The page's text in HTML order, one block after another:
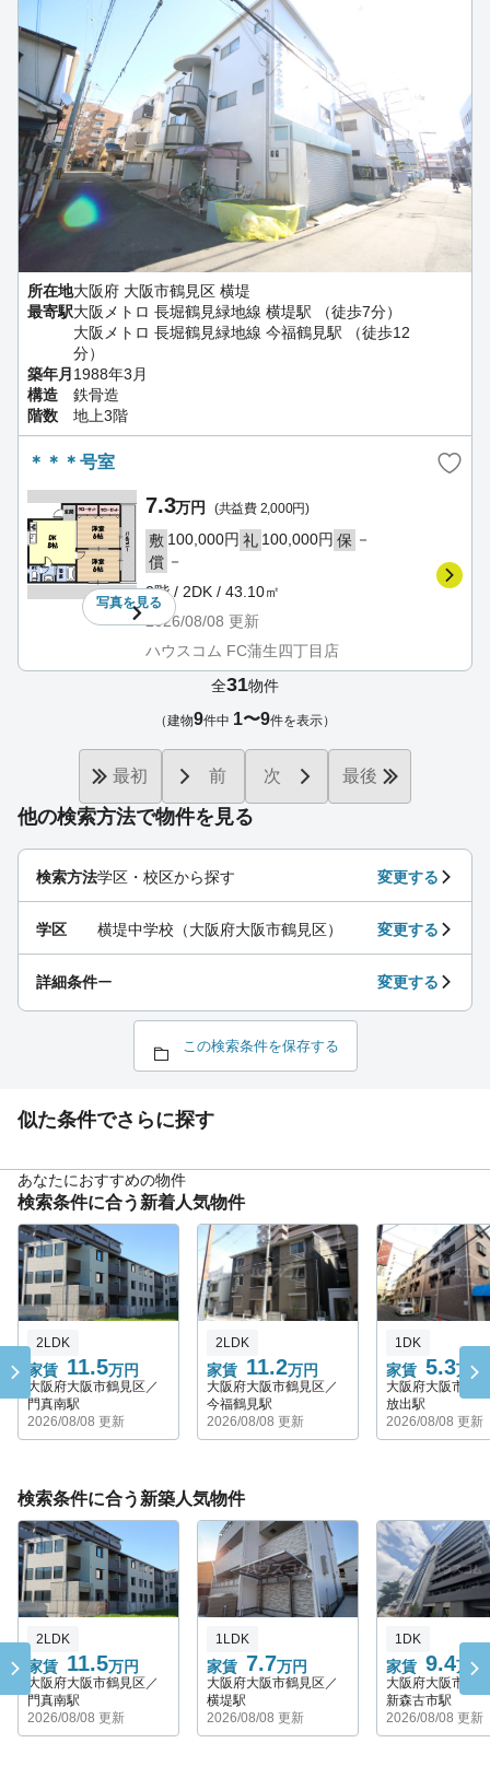
所在地大阪府 大阪市鶴見区 横堤
最寄駅大阪メトロ 長堀鶴見緑地線 横堤駅 （徒歩7分）
大阪メトロ 長堀鶴見緑地線 今福鶴見駅 （徒歩12
分）
築年月 1988年3月
構造
鉄骨造
階数
地上3階
＊＊＊号室
写真を見る
7.3万円 (共益費 2,000円)
敷 100,000円 礼 100,000円 保 －
償 －
2階 / 2DK / 43.10㎡
2026/08/08 更新
ハウスコム FC蒲生四丁目店
他の検索方法で物件を見る
検索方法学区・校区から探す 変更する
学区 横堤中学校（大阪府大阪市鶴見区） 変更する
詳細条件ー 変更する
この検索条件を保存する
全31物件
（建物9件中 1〜9件を表示）
最初 前 次 最後
似た条件でさらに探す
あなたにおすすめの物件
検索条件に合う新着人気物件
2LDK
家賃 11.5万円
大阪府大阪市鶴見区／
門真南駅
2026/08/08 更新
2LDK
家賃 11.2万円
大阪府大阪市鶴見区／
今福鶴見駅
2026/08/08 更新
1DK
家賃 5.3万円
大阪府大阪市鶴
放出駅
2026/08/08 更新
検索条件に合う新築人気物件
2LDK
家賃 11.5万円
大阪府大阪市鶴見区／
門真南駅
2026/08/08 更新
1LDK
家賃 7.7万円
大阪府大阪市鶴見区／
横堤駅
2026/08/08 更新
1DK
家賃 9.4万円
大阪府大阪市鶴
新森古市駅
2026/08/08 更新